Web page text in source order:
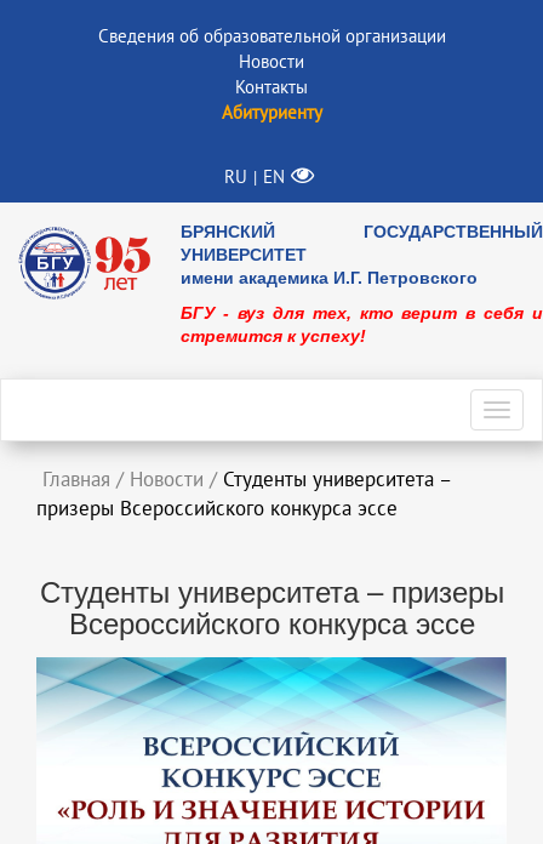
Сведения об образовательной организации
Новости
Контакты
Абитуриенту
RU | EN
БРЯНСКИЙ ГОСУДАРСТВЕННЫЙ
УНИВЕРСИТЕТ
имени академика И.Г. Петровского
БГУ - вуз для тех, кто верит в себя и
стремится к успеху!
Главная / Новости / Студенты университета –
призеры Всероссийского конкурса эссе
Студенты университета – призеры
Всероссийского конкурса эссе